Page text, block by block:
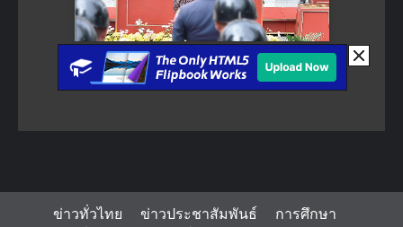
ข่าวทั่วไทย ข่าวประชาสัมพันธ์
การศึกษา